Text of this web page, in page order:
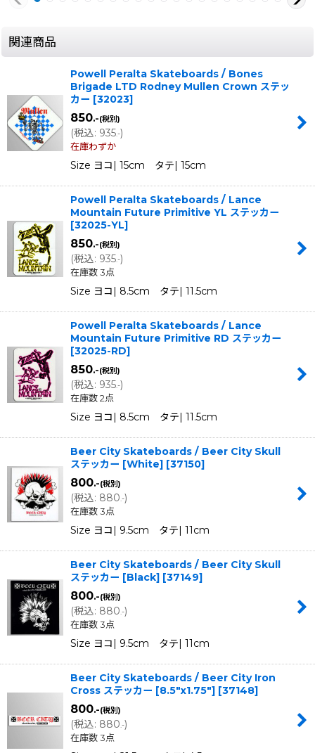
関連商品
Powell Peralta Skateboards / Bones
Brigade LTD Rodney Mullen Crown ステッ
カー [32023]
850.-(税別)
(税込: 935.-)
在庫わずか
Size ヨコ| 15cm タテ| 15cm
Powell Peralta Skateboards / Lance
Mountain Future Primitive YL ステッカー
[32025-YL]
850.-(税別)
(税込: 935.-)
在庫数 3点
Size ヨコ| 8.5cm タテ| 11.5cm
Powell Peralta Skateboards / Lance
Mountain Future Primitive RD ステッカー
[32025-RD]
850.-(税別)
(税込: 935.-)
在庫数 2点
Size ヨコ| 8.5cm タテ| 11.5cm
Beer City Skateboards / Beer City Skull
ステッカー [White] [37150]
800.-(税別)
(税込: 880.-)
在庫数 3点
Size ヨコ| 9.5cm タテ| 11cm
Beer City Skateboards / Beer City Skull
ステッカー [Black] [37149]
800.-(税別)
(税込: 880.-)
在庫数 3点
Size ヨコ| 9.5cm タテ| 11cm
Beer City Skateboards / Beer City Iron
Cross ステッカー [8.5"x1.75"] [37148]
800.-(税別)
(税込: 880.-)
在庫数 3点